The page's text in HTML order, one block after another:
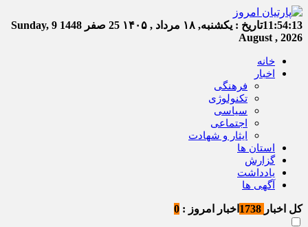
11:54:14تاریخ : یکشنبه, ۱۸ مرداد , ۱۴۰۵ 25 صفر 1448
Sunday, 9
August , 2026
خانه
اخبار
فرهنگی
تکنولوژی
سیاسی
اجتماعی
ایثار و شهادت
استان ها
گزارش
یادداشت
آگهی ها
کل اخبار اخبار امروز : 0